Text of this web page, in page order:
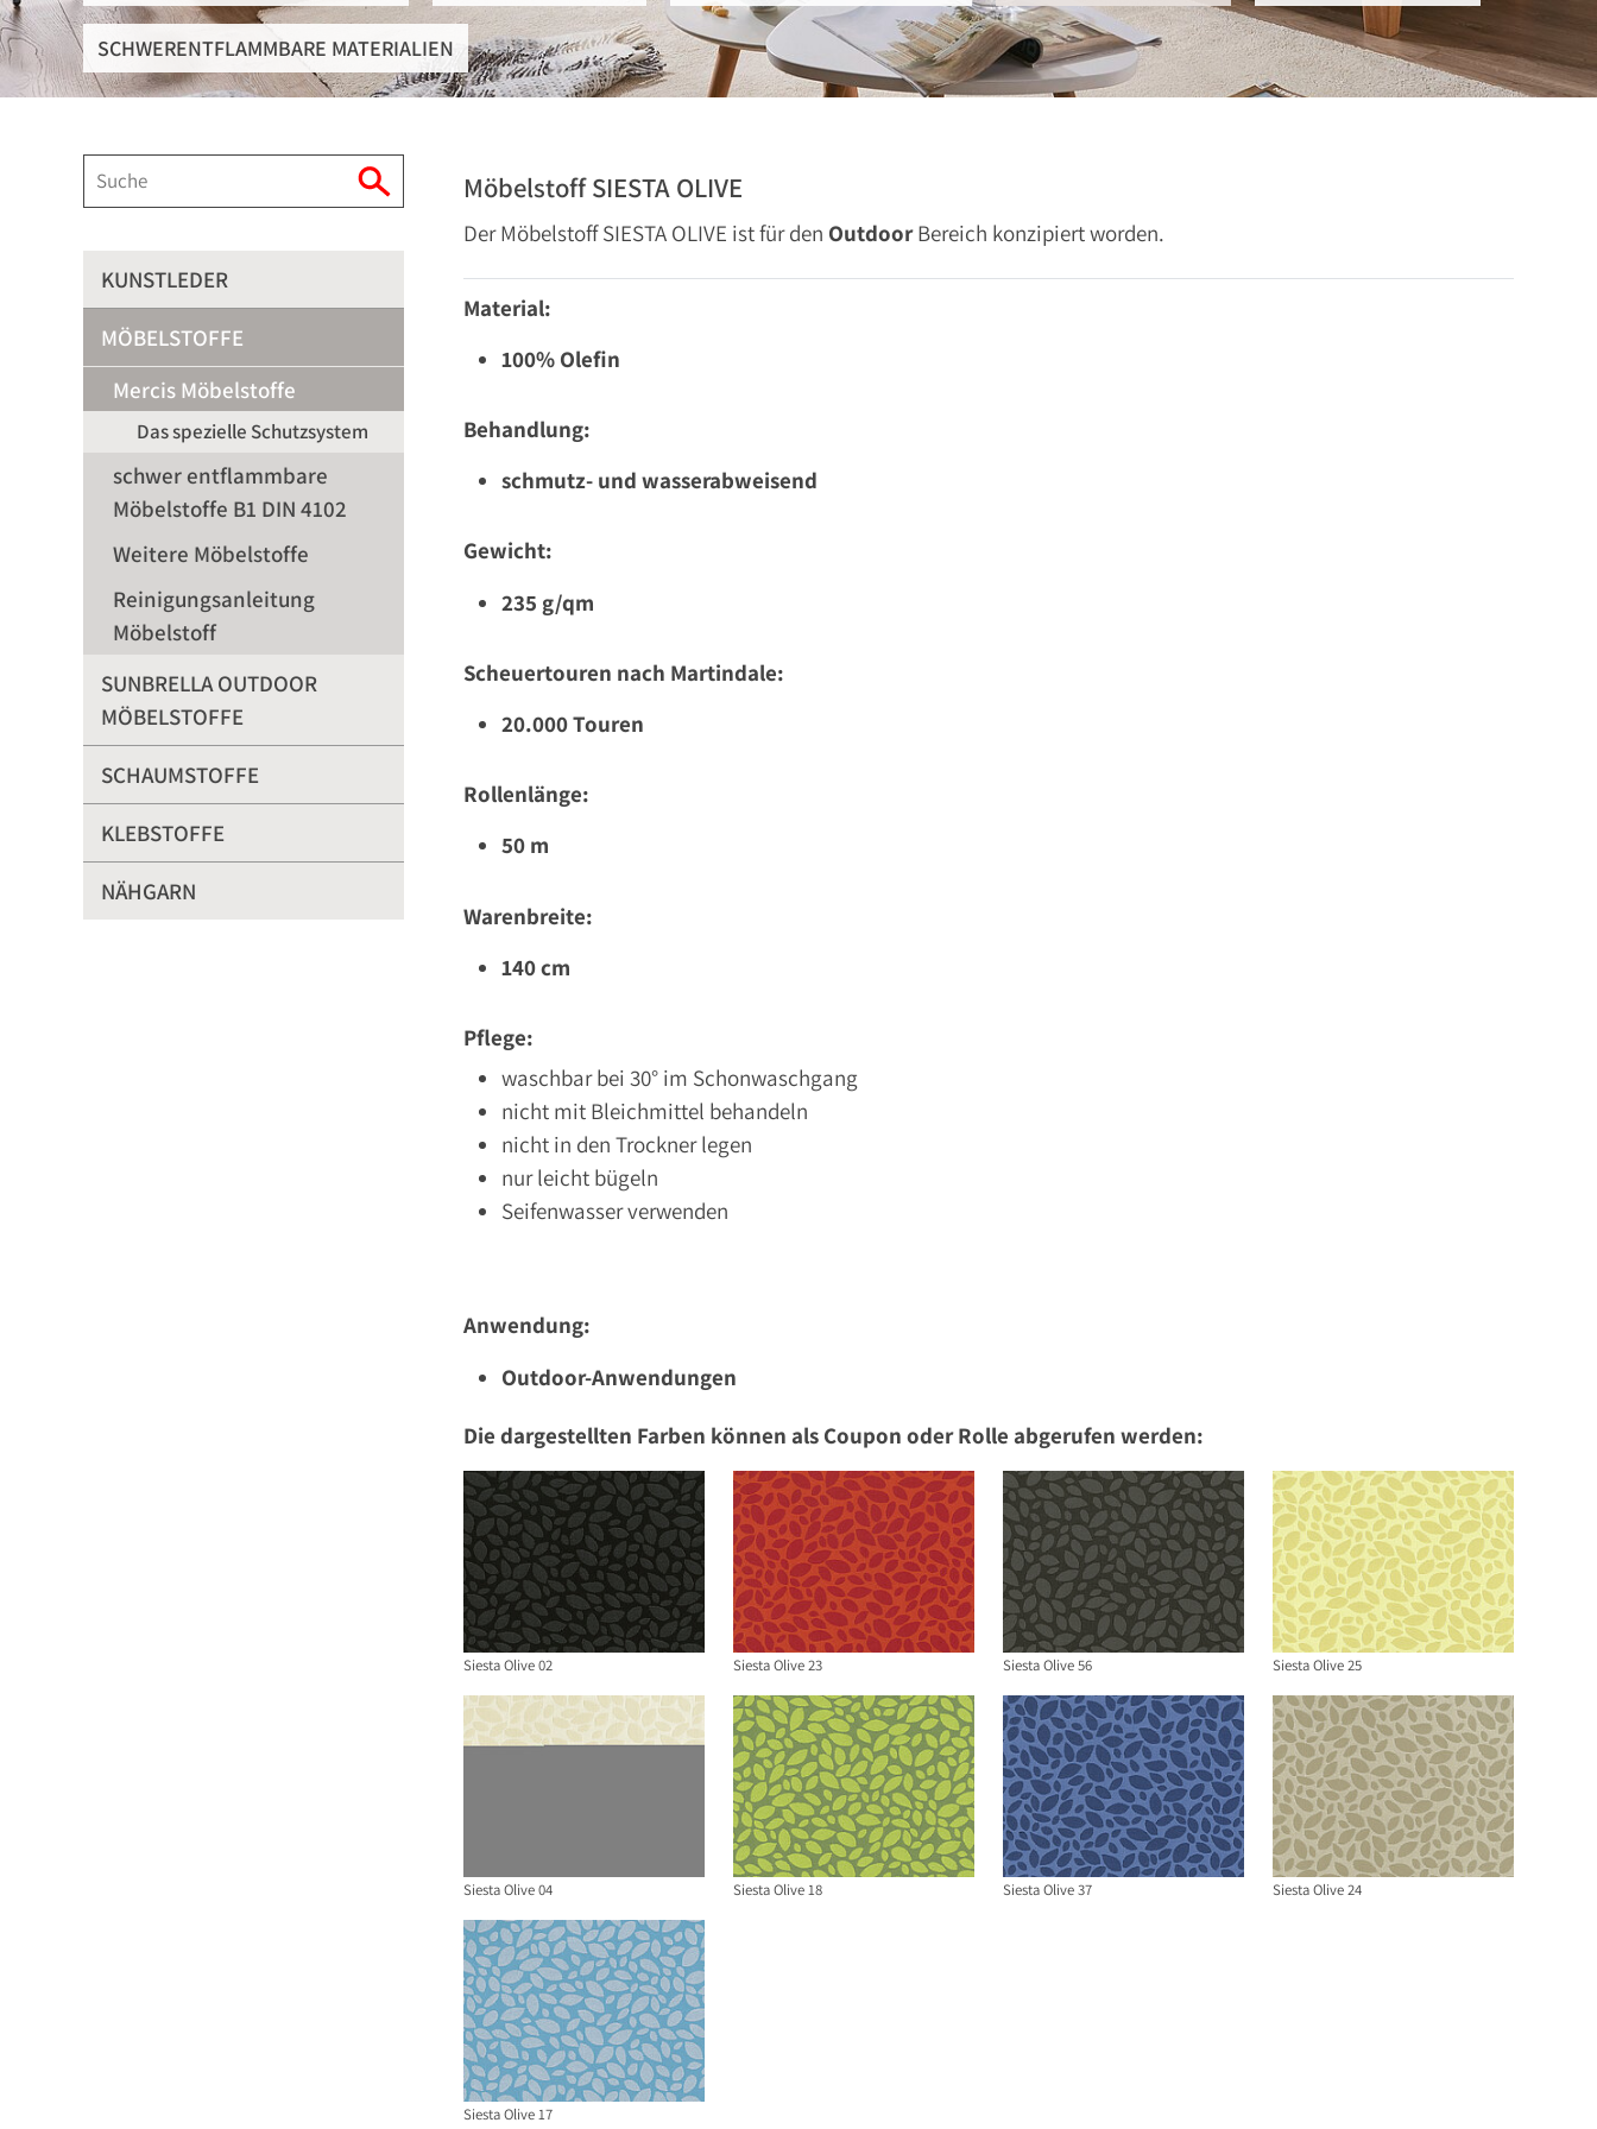
SCHWERENTFLAMMBARE MATERIALIEN
Möbelstoff SIESTA OLIVE
Der Möbelstoff SIESTA OLIVE ist für den OutdoorBereich konzipiert worden.
Siesta Olive 02 Siesta Olive 23 Siesta Olive 56 Siesta Olive 25
Siesta Olive 04 Siesta Olive 18 Siesta Olive 37 Siesta Olive 24
Siesta Olive 17
Material:
100% Olefin
Behandlung:
schmutz- und wasserabweisend
Gewicht:
235 g/qm
Scheuertouren nach Martindale:
20.000 Touren
Rollenlänge:
50 m
Warenbreite:
140 cm
Pflege:
waschbar bei 30° im Schonwaschgang
nicht mit Bleichmittel behandeln
nicht in den Trockner legen
nur leicht bügeln
Seifenwasser verwenden
Anwendung:
Outdoor-Anwendungen
Die dargestellten Farben können als Coupon oder Rolle abgerufen werden:
KUNSTLEDER
MÖBELSTOFFE
Mercis Möbelstoffe
Das spezielle Schutzsystem
schwer entflammbare
Möbelstoffe B1 DIN 4102
Weitere Möbelstoffe
Reinigungsanleitung
Möbelstoff
SUNBRELLA OUTDOOR
MÖBELSTOFFE
SCHAUMSTOFFE
KLEBSTOFFE
NÄHGARN